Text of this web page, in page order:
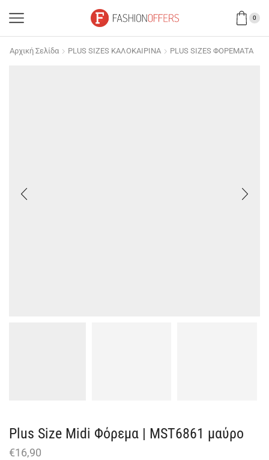
0
Αρχική Σελίδα PLUS SIZES ΚΑΛΟΚΑΙΡΙΝΑ PLUS SIZES ΦΟΡΕΜΑΤΑ
Plus Size Μidi Φόρεμα | MST6861 μαύρο
€16,90